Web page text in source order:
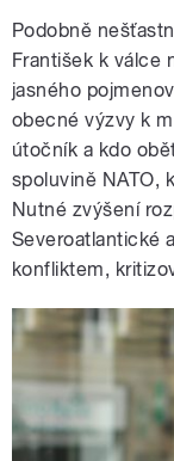
Podobně
František k válce
jasného
obecné výzvy k
útočník a kdo
spoluvině NATO,
Nutné zvýšení
Severoatlantické
konfliktem,